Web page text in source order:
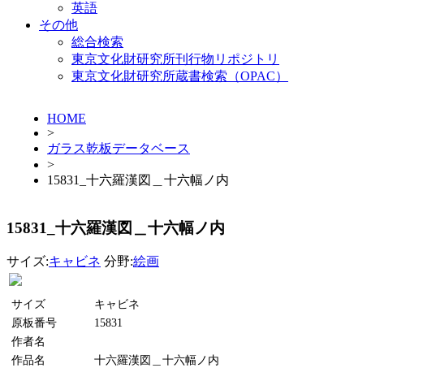
英語
その他
総合検索
東京文化財研究所刊行物リポジトリ
東京文化財研究所蔵書検索（OPAC）
HOME
>
ガラス乾板データベース
>
15831_十六羅漢図＿十六幅ノ内
15831_十六羅漢図＿十六幅ノ内
サイズ:キャビネ 分野:絵画
サイズ
キャビネ
原板番号
15831
作者名
作品名
十六羅漢図＿十六幅ノ内